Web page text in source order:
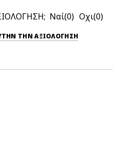
0 0
ΑΡΝΗΤΙΚΆ ΑΥΤΉΝ ΤΗΝ ΑΞΙΟΛΟΓΗΣΗ